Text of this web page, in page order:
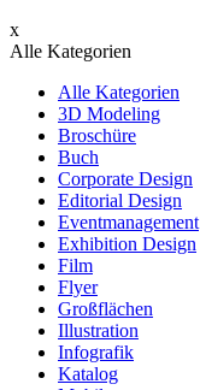
x
Alle Kategorien
Alle Kategorien
3D Modeling
Broschüre
Buch
Corporate Design
Editorial Design
Eventmanagement
Exhibition Design
Film
Flyer
Großflächen
Illustration
Infografik
Katalog